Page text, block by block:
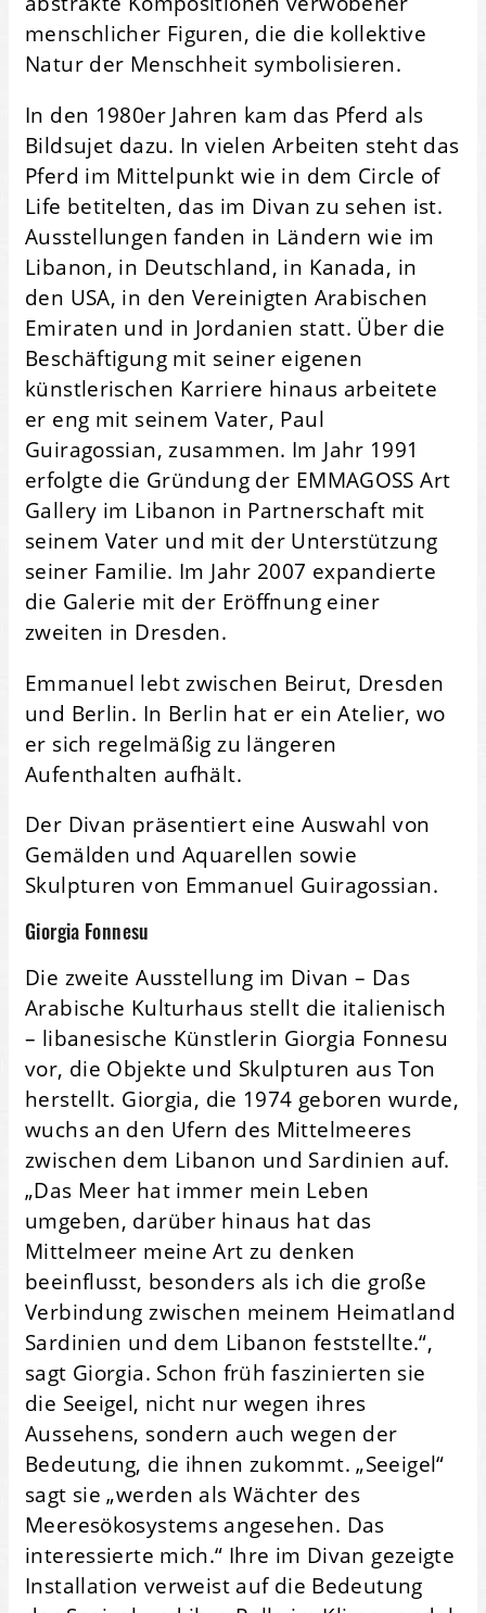
menschlicher Figuren, die die kollektive
Natur der Menschheit symbolisieren.
In den 1980er Jahren kam das Pferd als
Bildsujet dazu. In vielen Arbeiten steht das
Pferd im Mittelpunkt wie in dem Circle of
Life betitelten, das im Divan zu sehen ist.
Ausstellungen fanden in Ländern wie im
Libanon, in Deutschland, in Kanada, in
den USA, in den Vereinigten Arabischen
Emiraten und in Jordanien statt. Über die
Beschäftigung mit seiner eigenen
künstlerischen Karriere hinaus arbeitete
er eng mit seinem Vater, Paul
Guiragossian, zusammen. Im Jahr 1991
erfolgte die Gründung der EMMAGOSS Art
Gallery im Libanon in Partnerschaft mit
seinem Vater und mit der Unterstützung
seiner Familie. Im Jahr 2007 expandierte
die Galerie mit der Eröffnung einer
zweiten in Dresden.
Emmanuel lebt zwischen Beirut, Dresden
und Berlin. In Berlin hat er ein Atelier, wo
er sich regelmäßig zu längeren
Aufenthalten aufhält.
Der Divan präsentiert eine Auswahl von
Gemälden und Aquarellen sowie
Skulpturen von Emmanuel Guiragossian.
Giorgia Fonnesu
Die zweite Ausstellung im Divan – Das
Arabische Kulturhaus stellt die italienisch
– libanesische Künstlerin Giorgia Fonnesu
vor, die Objekte und Skulpturen aus Ton
herstellt. Giorgia, die 1974 geboren wurde,
wuchs an den Ufern des Mittelmeeres
zwischen dem Libanon und Sardinien auf.
„Das Meer hat immer mein Leben
umgeben, darüber hinaus hat das
Mittelmeer meine Art zu denken
beeinflusst, besonders als ich die große
Verbindung zwischen meinem Heimatland
Sardinien und dem Libanon feststellte.“,
sagt Giorgia. Schon früh faszinierten sie
die Seeigel, nicht nur wegen ihres
Aussehens, sondern auch wegen der
Bedeutung, die ihnen zukommt. „Seeigel“
sagt sie „werden als Wächter des
Meeresökosystems angesehen. Das
interessierte mich.“ Ihre im Divan gezeigte
Installation verweist auf die Bedeutung